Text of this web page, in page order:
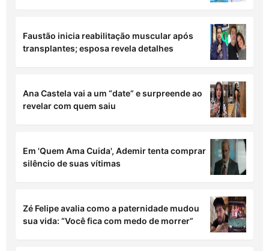
Faustão inicia reabilitação muscular após
transplantes; esposa revela detalhes
Ana Castela vai a um “date” e surpreende ao
revelar com quem saiu
Em 'Quem Ama Cuida', Ademir tenta comprar
silêncio de suas vítimas
Zé Felipe avalia como a paternidade mudou
sua vida: “Você fica com medo de morrer”